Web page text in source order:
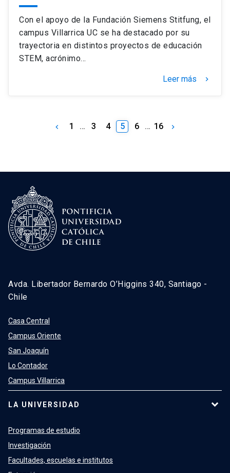
Con el apoyo de la Fundación Siemens Stitfung, el
campus Villarrica UC se ha destacado por su
trayectoria en distintos proyectos de educación
STEM, acrónimo…
Leer más keyboard_arrow_right
keyboard_arrow_left 1 … 3 4 5 6 … 16 keyboard_arrow_right
Avda. Libertador Bernardo O’Higgins 340, Santiago -
Chile
Casa Central
Campus Oriente
San Joaquín
Lo Contador
Campus Villarrica
LA UNIVERSIDAD
Programas de estudio
Investigación
Facultades, escuelas e institutos